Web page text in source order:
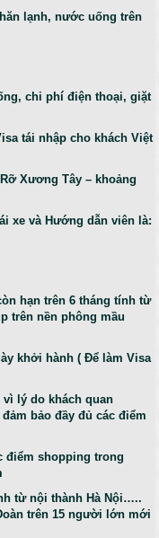
lạnh, nước uống trên
chi phí điện thoại, giặt
tái nhập cho khách Việt
Xương Tây – khoảng
xe và Hướng dẫn viên là:
hạn trên 6 tháng tính từ
trên nền phông mầu
khởi hành ( Để làm Visa
lý do khách quan
bảo đầy đủ các điểm
điểm shopping trong
từ nội thành Hà Nội…..
trên 15 ng­ười lớn mới